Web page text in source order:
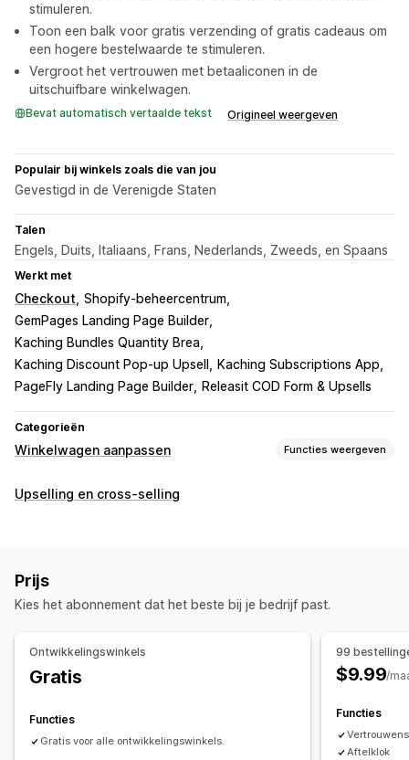
stimuleren.
Toon een balk voor gratis verzending of gratis cadeaus om
een hogere bestelwaarde te stimuleren.
Vergroot het vertrouwen met betaaliconen in de
uitschuifbare winkelwagen.
Bevat automatisch vertaalde tekst Origineel weergeven
Populair bij winkels zoals die van jou
Gevestigd in de Verenigde Staten
Talen
Engels, Duits, Italiaans, Frans, Nederlands, Zweeds, en Spaans
Werkt met
Checkout Shopify-beheercentrum
GemPages Landing Page Builder
Kaching Bundles Quantity Brea
Kaching Discount Pop‑up Upsell
Kaching Subscriptions App
PageFly Landing Page Builder
Releasit COD Form & Upsells
Categorieën
Winkelwagen aanpassen Functies weergeven
Weergave van winkelwagen
Upselling
Productaanbevelingen
Koop meer, bespaar meer
Upselling en cross-selling
Prijs
Kies het abonnement dat het beste bij je bedrijf past.
Ontwikkelingswinkels
Gratis
Functies
Gratis voor alle ontwikkelingswinkels.
99
$9.99/
Functies
Aftelklok